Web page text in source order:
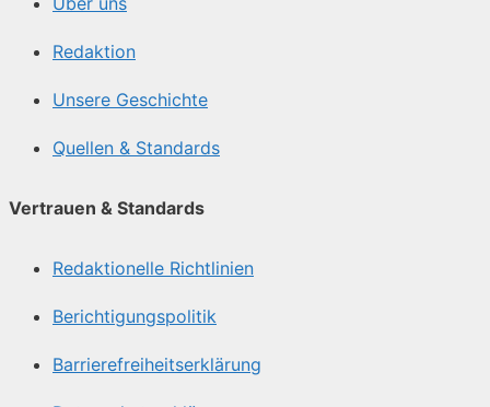
Redaktion
Unsere Geschichte
Quellen & Standards
Vertrauen & Standards
Redaktionelle Richtlinien
Berichtigungspolitik
Barrierefreiheitserklärung